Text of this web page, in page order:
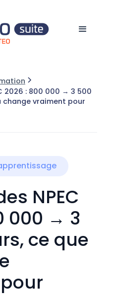
2026 : 800 000 → 3 500
change vraiment pour
NPEC
000 → 3
ce que